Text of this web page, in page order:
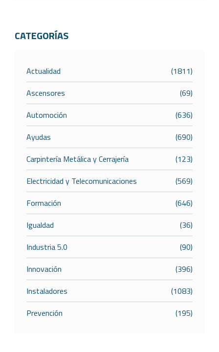
CATEGORÍAS
Actualidad
(1811)
Ascensores
(69)
Automoción
(636)
Ayudas
(690)
Carpintería Metálica y Cerrajería
(123)
Electricidad y Telecomunicaciones
(569)
Formación
(646)
Igualdad
(36)
Industria 5.0
(90)
Innovación
(396)
Instaladores
(1083)
Prevención
(195)